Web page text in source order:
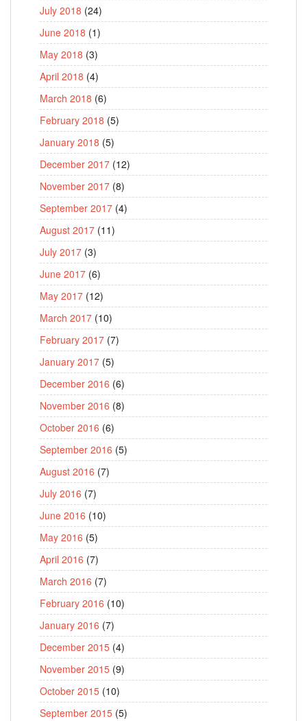
July 2018 (24)
June 2018 (1)
May 2018 (3)
April 2018 (4)
March 2018 (6)
February 2018 (5)
January 2018 (5)
December 2017 (12)
November 2017 (8)
September 2017 (4)
August 2017 (11)
July 2017 (3)
June 2017 (6)
May 2017 (12)
March 2017 (10)
February 2017 (7)
January 2017 (5)
December 2016 (6)
November 2016 (8)
October 2016 (6)
September 2016 (5)
August 2016 (7)
July 2016 (7)
June 2016 (10)
May 2016 (5)
April 2016 (7)
March 2016 (7)
February 2016 (10)
January 2016 (7)
December 2015 (4)
November 2015 (9)
October 2015 (10)
September 2015 (5)